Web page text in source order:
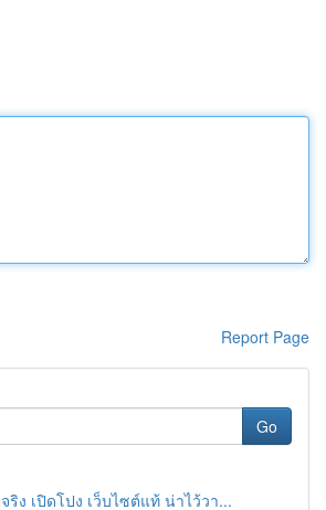
Report Page
Go
ริง เปิดโปง เว็บไซต์แท้ น่าไว้วา...